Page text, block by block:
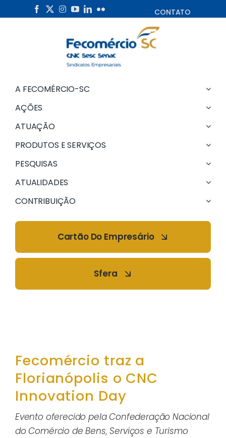
to
CONTATO
A FECOMÉRCIO-SC
AÇÕES
ATUAÇÃO
PRODUTOS E SERVIÇOS
PESQUISAS
ATUALIDADES
CONTRIBUIÇÃO
Cartão Do Empresário
Sfera
Fecomércio traz a
Florianópolis o CNC
Innovation Day
Evento oferecido pela Confederação Nacional
do Comércio de Bens, Serviços e Turismo